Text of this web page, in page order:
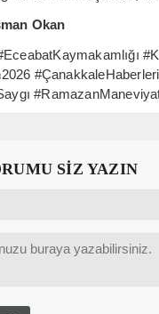
Okan
SİZ YAZIN